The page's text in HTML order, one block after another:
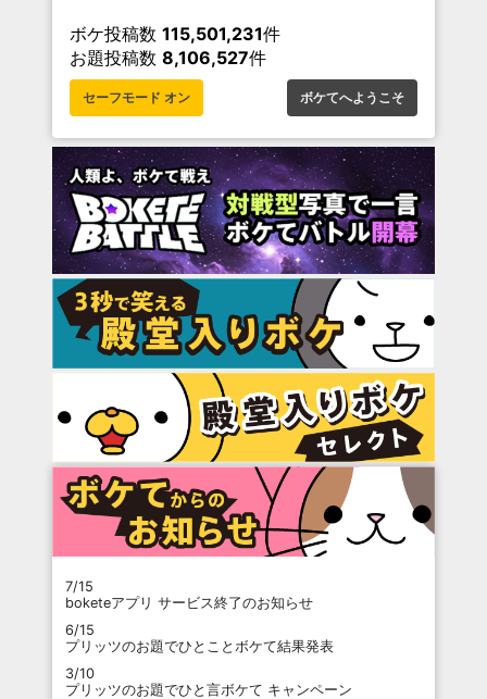
ボケ投稿数 115,501,231件
お題投稿数 8,106,527件
セーフモード オン ボケてへようこそ
7/15
boketeアプリ サービス終了のお知らせ
6/15
プリッツのお題でひとことボケて結果発表
3/10
プリッツのお題でひと言ボケて キャンペーン